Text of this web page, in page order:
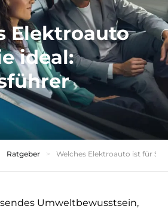
Elektroauto
ideal:
Ratgeber Welches Elektroauto ist für Sie
Umweltbewusstsein,